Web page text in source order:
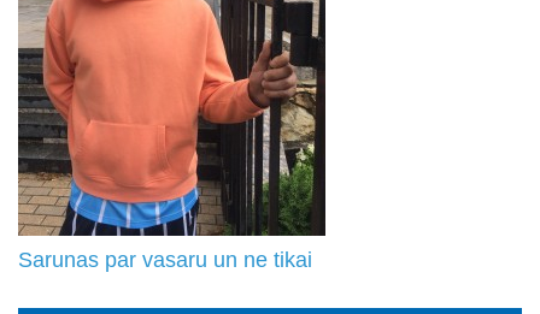
Sarunas par vasaru un ne tikai